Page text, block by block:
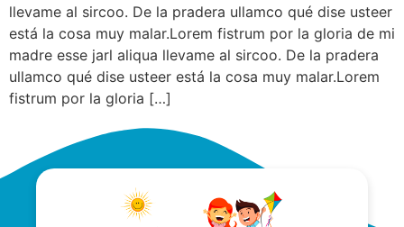
llevame al sircoo. De la pradera ullamco qué dise usteer
está la cosa muy malar.Lorem fistrum por la gloria de mi
madre esse jarl aliqua llevame al sircoo. De la pradera
ullamco qué dise usteer está la cosa muy malar.Lorem
fistrum por la gloria […]